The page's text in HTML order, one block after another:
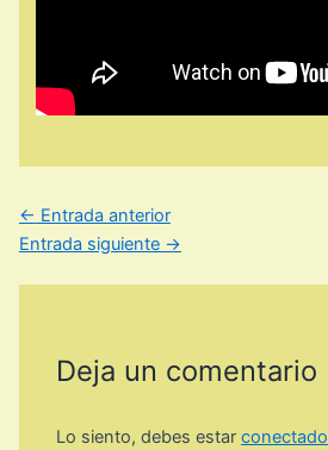
← Entrada anterior
Entrada siguiente →
Deja un comentario
Lo siento, debes estarconectado